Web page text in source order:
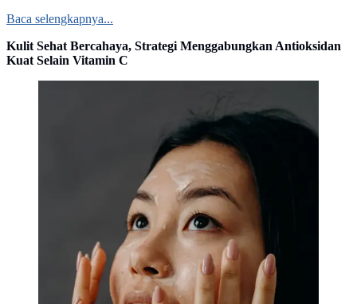
Baca selengkapnya...
Kulit Sehat Bercahaya, Strategi Menggabungkan Antioksidan
Kuat Selain Vitamin C